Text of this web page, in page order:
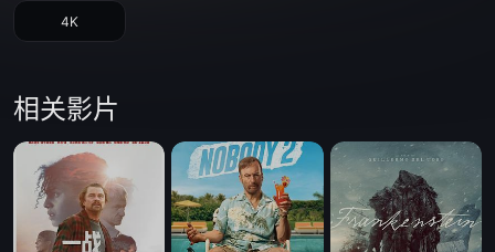
工作中受到强辐射的普通人麦克斯（马特·达蒙 Matt Damon
4K
相关影片